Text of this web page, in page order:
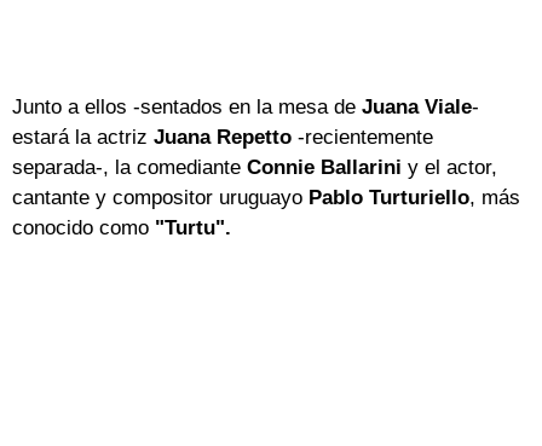
Junto a ellos -sentados en la mesa de Juana Viale-
estará la actriz Juana Repetto -recientemente
separada-, la comediante Connie Ballarini y el actor,
cantante y compositor uruguayo Pablo Turturiello, más
conocido como "Turtu".